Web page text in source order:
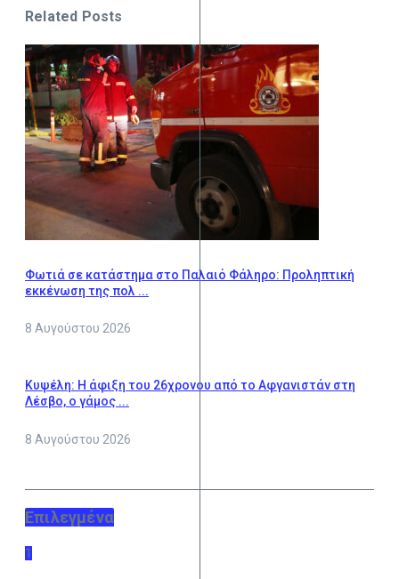
Related Posts
Φωτιά σε κατάστημα στο Παλαιό Φάληρο: Προληπτική
εκκένωση της πολ ...
8 Αυγούστου 2026
Κυψέλη: Η άφιξη του 26χρονου από το Αφγανιστάν στη
Λέσβο, ο γάμος ...
8 Αυγούστου 2026
Επιλεγμένα
1